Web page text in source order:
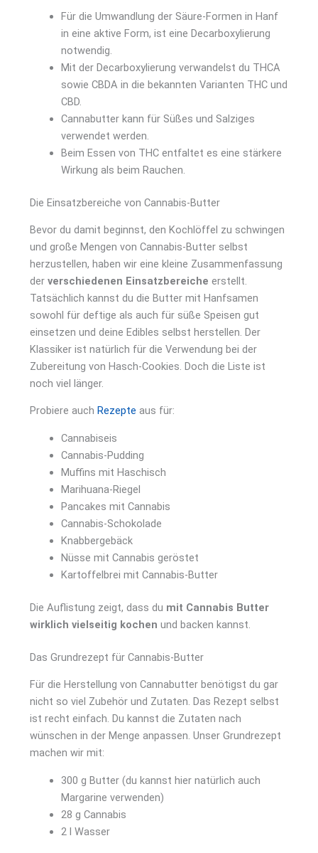
Für die Umwandlung der Säure-Formen in Hanf
in eine aktive Form, ist eine Decarboxylierung
notwendig.
Mit der Decarboxylierung verwandelst du THCA
sowie CBDA in die bekannten Varianten THC und
CBD.
Cannabutter kann für Süßes und Salziges
verwendet werden.
Beim Essen von THC entfaltet es eine stärkere
Wirkung als beim Rauchen.
Die Einsatzbereiche von Cannabis-Butter
Bevor du damit beginnst, den Kochlöffel zu schwingen
und große Mengen von Cannabis-Butter selbst
herzustellen, haben wir eine kleine Zusammenfassung
derverschiedenen Einsatzbereicheerstellt.
Tatsächlich kannst du die Butter mit Hanfsamen
sowohl für deftige als auch für süße Speisen gut
einsetzen und deine Edibles selbst herstellen. Der
Klassiker ist natürlich für die Verwendung bei der
Zubereitung von Hasch-Cookies. Doch die Liste ist
noch viel länger.
Probiere auch Rezepte aus für:
Cannabiseis
Cannabis-Pudding
Muffins mit Haschisch
Marihuana-Riegel
Pancakes mit Cannabis
Cannabis-Schokolade
Knabbergebäck
Nüsse mit Cannabis geröstet
Kartoffelbrei mit Cannabis-Butter
Die Auflistung zeigt, dass du mit Cannabis Butter
wirklich vielseitig kochen und backen kannst.
Das Grundrezept für Cannabis-Butter
Für die Herstellung von Cannabutter benötigst du gar
nicht so viel Zubehör und Zutaten. Das Rezept selbst
ist recht einfach. Du kannst die Zutaten nach
wünschen in der Menge anpassen. Unser Grundrezept
machen wir mit:
300 g Butter (du kannst hier natürlich auch
Margarine verwenden)
28 g Cannabis
2 l Wasser